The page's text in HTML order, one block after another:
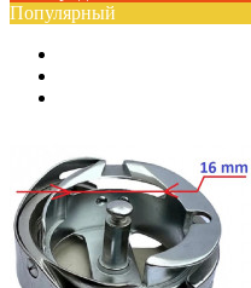
Популярный